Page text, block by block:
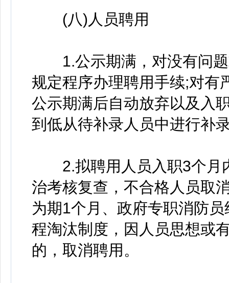
(八)人员聘用
1.公示期满，对没有问题
规定程序办理聘用手续;对有
公示期满后自动放弃以及入
到低从待补录人员中进行补
2.拟聘用人员入职3个月
治考核复查，不合格人员取
为期1个月、政府专职消防
程淘汰制度，因人员思想或
的，取消聘用。